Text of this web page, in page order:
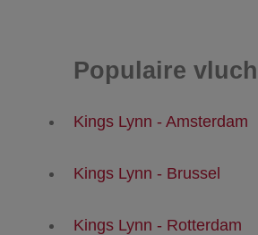
Populaire
Kings Lynn - Amsterdam
Kings Lynn - Brussel
Kings Lynn - Rotterdam